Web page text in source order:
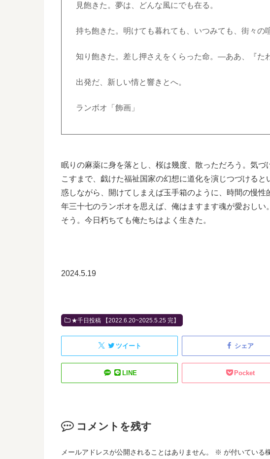
見飽きた。夢は、どんな風にでも在る。
持ち飽きた。明けても暮れても、いつみても、街々の
知り飽きた。差し押さえをくらった命。―ああ、『た
出発だ、新しい情と響きとへ。
ランボオ「飾画」
眠りの麻薬に身を落とし、桜は幾度、散っただろう。気
こすまで、戯けた福祉国家の幻想に道化を演じつづける
惑しながら、開けてしまえば玉手箱のように、時間の慢
年三十七のランボオを思えば、俺はますます魂が愛おし
そう。今日朽ちても俺たちはよく生きた。
2024.5.19
★千日投稿 【2022.6.20~2025.5.25 完】
ツイート シェア
LINE Pocket
コメントを残す
メールアドレスが公開されることはありません。 ※ が付いている